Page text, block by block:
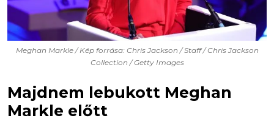
Meghan Markle / Kép forrása: Chris Jackson / Staff / Chris Jackson
Collection / Getty Images
Majdnem lebukott Meghan
Markle előtt